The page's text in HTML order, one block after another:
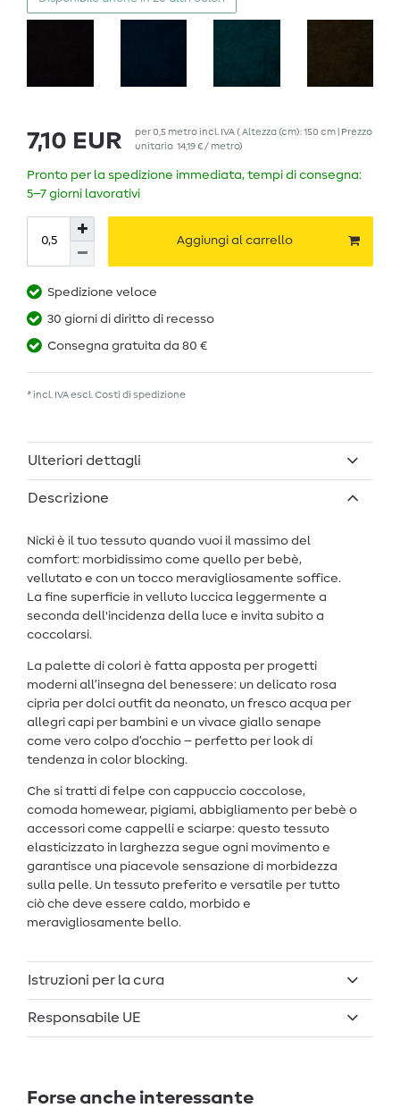
7,10 EUR per0,5 metroincl. IVA( Altezza (cm): 150 cm | Prezzo
unitario 14,19 € / metro)
Pronto per la spedizione immediata, tempi di consegna:
5–7 giorni lavorativi
Aggiungi al carrello
Spedizione veloce
30 giorni di diritto di recesso
Consegna gratuita da 80 €
* incl. IVA escl. Costi di spedizione
Ulteriori dettagli
Descrizione
Nicki è il tuo tessuto quando vuoi il massimo del
comfort: morbidissimo come quello per bebè,
vellutato e con un tocco meravigliosamente soffice.
La fine superficie in velluto luccica leggermente a
seconda dell'incidenza della luce e invita subito a
coccolarsi.
La palette di colori è fatta apposta per progetti
moderni all’insegna del benessere: un delicato rosa
cipria per dolci outfit da neonato, un fresco acqua per
allegri capi per bambini e un vivace giallo senape
come vero colpo d’occhio – perfetto per look di
tendenza in color blocking.
Che si tratti di felpe con cappuccio coccolose,
comoda homewear, pigiami, abbigliamento per bebè o
accessori come cappelli e sciarpe: questo tessuto
elasticizzato in larghezza segue ogni movimento e
garantisce una piacevole sensazione di morbidezza
sulla pelle. Un tessuto preferito e versatile per tutto
ciò che deve essere caldo, morbido e
meravigliosamente bello.
Istruzioni per la cura
Responsabile UE
Forse anche interessante